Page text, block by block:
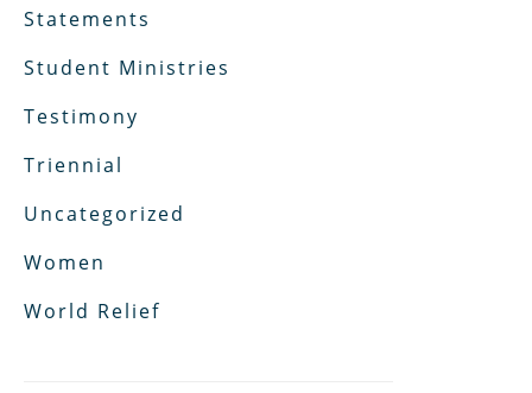
Statements
Student Ministries
Testimony
Triennial
Uncategorized
Women
World Relief